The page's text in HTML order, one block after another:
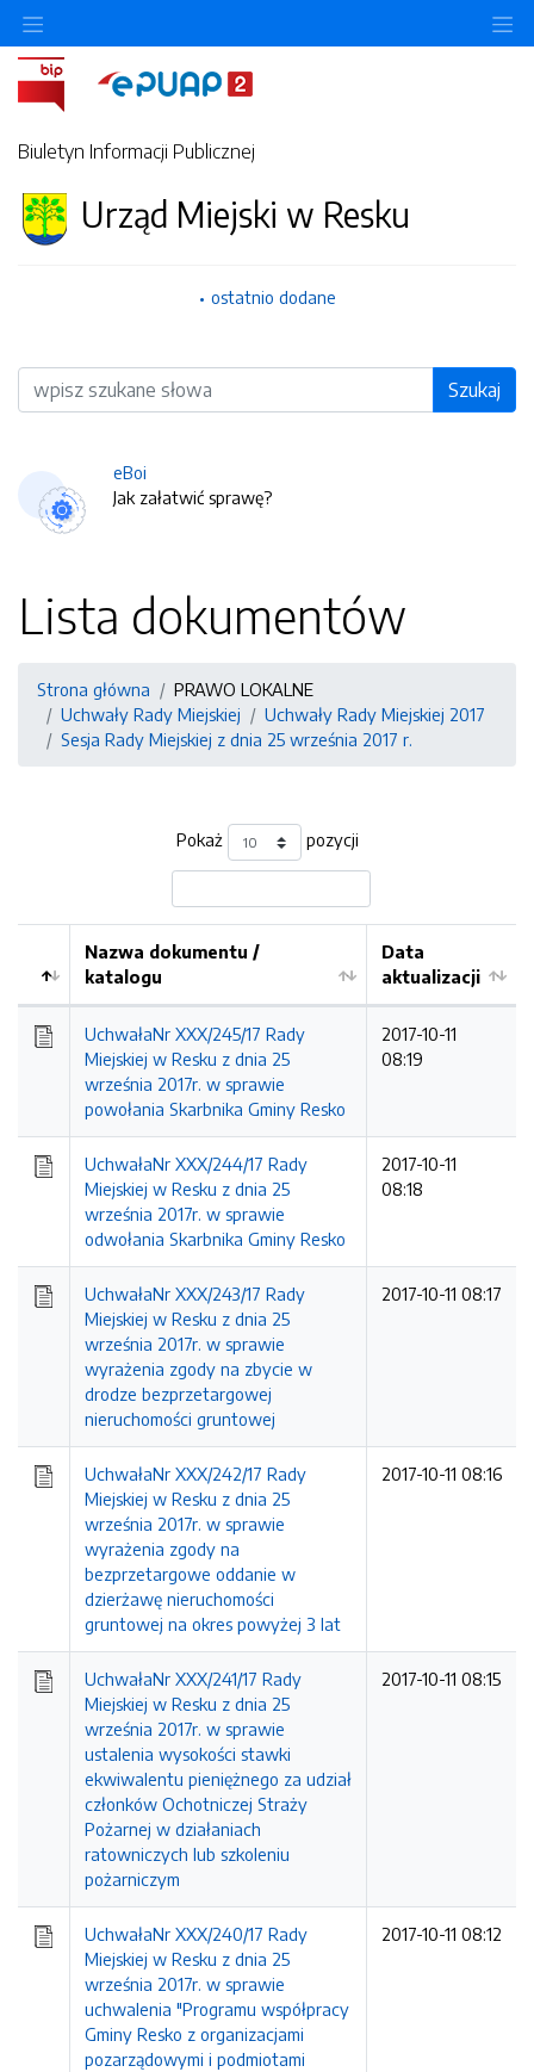
Biuletyn Informacji Publicznej
Urząd Miejski w Resku
ostatnio dodane
Wyszukiwarka Szukaj
eBoi
Jak załatwić sprawę?
Lista dokumentów
Strona główna
PRAWO LOKALNE
Uchwały Rady Miejskiej
Uchwały Rady Miejskiej 2017
Sesja Rady Miejskiej z dnia 25 września 2017 r.
Pokaż pozycji
Nazwa dokumentu /
katalogu
Data
aktualizacji
UchwałaNr XXX/245/17 Rady
Miejskiej w Resku z dnia 25
września 2017r. w sprawie
powołania Skarbnika Gminy Resko
2017-10-11
08:19
UchwałaNr XXX/244/17 Rady
Miejskiej w Resku z dnia 25
września 2017r. w sprawie
odwołania Skarbnika Gminy Resko
2017-10-11
08:18
UchwałaNr XXX/243/17 Rady
Miejskiej w Resku z dnia 25
września 2017r. w sprawie
wyrażenia zgody na zbycie w
drodze bezprzetargowej
nieruchomości gruntowej
2017-10-11 08:17
UchwałaNr XXX/242/17 Rady
Miejskiej w Resku z dnia 25
września 2017r. w sprawie
wyrażenia zgody na
bezprzetargowe oddanie w
dzierżawę nieruchomości
gruntowej na okres powyżej 3 lat
2017-10-11 08:16
UchwałaNr XXX/241/17 Rady
Miejskiej w Resku z dnia 25
września 2017r. w sprawie
ustalenia wysokości stawki
ekwiwalentu pieniężnego za udział
członków Ochotniczej Straży
Pożarnej w działaniach
ratowniczych lub szkoleniu
pożarniczym
2017-10-11 08:15
UchwałaNr XXX/240/17 Rady
Miejskiej w Resku z dnia 25
września 2017r. w sprawie
uchwalenia "Programu współpracy
Gminy Resko z organizacjami
pozarządowymi i podmiotami
2017-10-11 08:12